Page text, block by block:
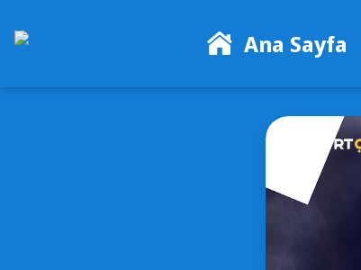
Ana Sayfa